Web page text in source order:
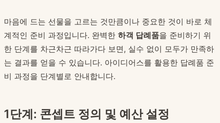
마음에 드는 선물을 고르는 것만큼이나 중요한 것이 바로 체
계적인 준비 과정입니다. 완벽한 하객 답례품을 준비하기 위
한 단계를 차근차근 따라가다 보면, 실수 없이 모두가 만족하
는 결과를 얻을 수 있습니다. 아이디어스를 활용한 답례품 준
비 과정을 단계별로 안내합니다.
1단계: 콘셉트 정의 및 예산 설정